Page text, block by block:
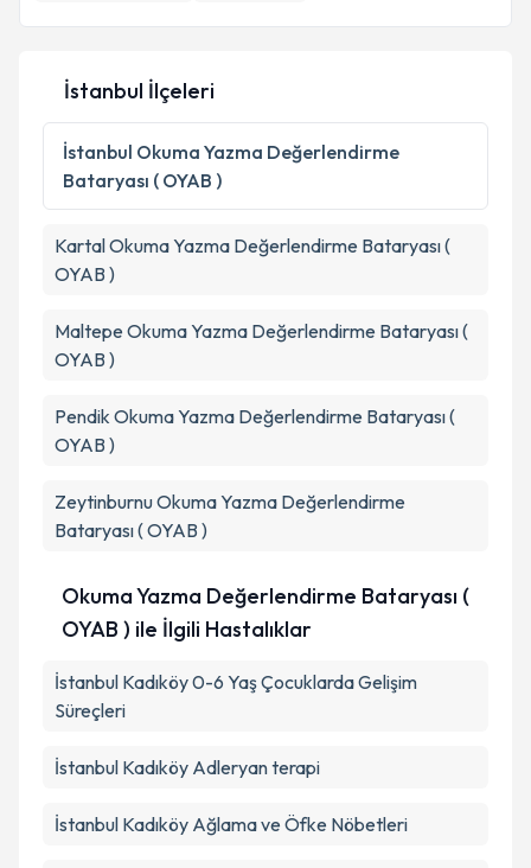
İstanbul İlçeleri
İstanbul Okuma Yazma Değerlendirme
Bataryası ( OYAB )
KartalOkuma Yazma Değerlendirme Bataryası (
OYAB )
Maltepe Okuma Yazma Değerlendirme Bataryası (
OYAB )
Pendik Okuma Yazma Değerlendirme Bataryası (
OYAB )
ZeytinburnuOkuma Yazma Değerlendirme
Bataryası ( OYAB )
Okuma Yazma Değerlendirme Bataryası (
OYAB ) ile İlgili Hastalıklar
İstanbul Kadıköy 0-6 Yaş Çocuklarda Gelişim
Süreçleri
İstanbul Kadıköy Adleryan terapi
İstanbul Kadıköy Ağlama ve Öfke Nöbetleri